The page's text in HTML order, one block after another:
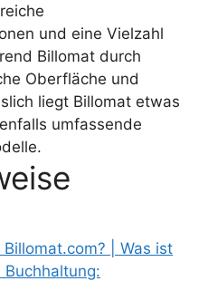
und eine Vielzahl
Billomat durch
Oberfläche und
liegt Billomat etwas
umfassende
| Was ist